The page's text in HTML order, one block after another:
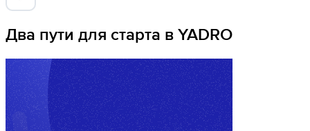
Два пути для старта в YADRO